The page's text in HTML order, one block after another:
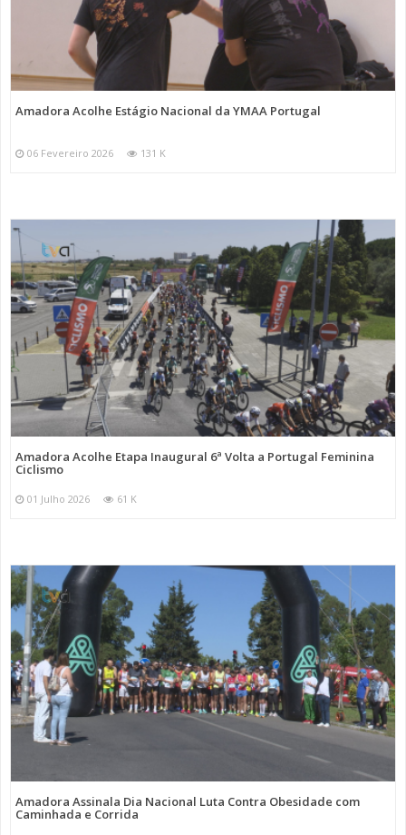
Amadora Acolhe Estágio Nacional da YMAA Portugal
06 Fevereiro 2026 131 K
Amadora Acolhe Etapa Inaugural 6ª Volta a Portugal Feminina
Ciclismo
01 Julho 2026 61 K
Amadora Assinala Dia Nacional Luta Contra Obesidade com
Caminhada e Corrida